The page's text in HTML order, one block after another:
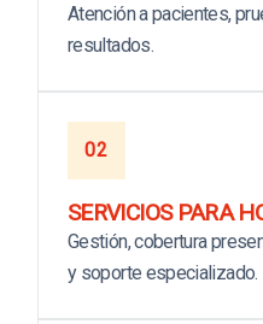
Atención a pacientes,
resultados.
02
SERVICIOS PARA
Gestión, cobertura
y soporte especializado.